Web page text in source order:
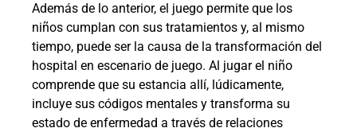
Además de lo anterior, el juego permite que los
niños cumplan con sus tratamientos y, al mismo
tiempo, puede ser la causa de la transformación del
hospital en escenario de juego. Al jugar el niño
comprende que su estancia allí, lúdicamente,
incluye sus códigos mentales y transforma su
estado de enfermedad a través de relaciones